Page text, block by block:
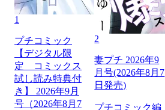
1
プチコミック
【デジタル限
定 コミックス
試し読み特典付
き】 2026年9月
号（2026年8月7
2
妻プチ 2026年9
月号(2026年8月7
日発売)
プチコミック編